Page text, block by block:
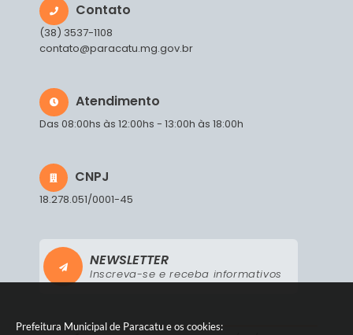
Prefeitura Municipal de Paracatu e os cookies:
Contato
(38) 3537-1108
contato@paracatu.mg.gov.br
Atendimento
Das 08:00hs às 12:00hs - 13:00h às 18:00h
CNPJ
18.278.051/0001-45
NEWSLETTER
Inscreva-se e receba informativos